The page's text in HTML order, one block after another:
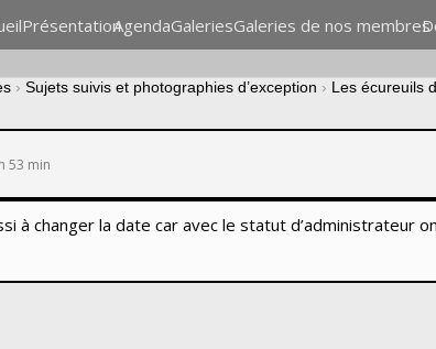
PrésentationAgendaGaleriesGaleries de nos membres
› Sujets suivis et photographies d’exception › Les écureuils
53 min
à changer la date car avec le statut d’administrateur